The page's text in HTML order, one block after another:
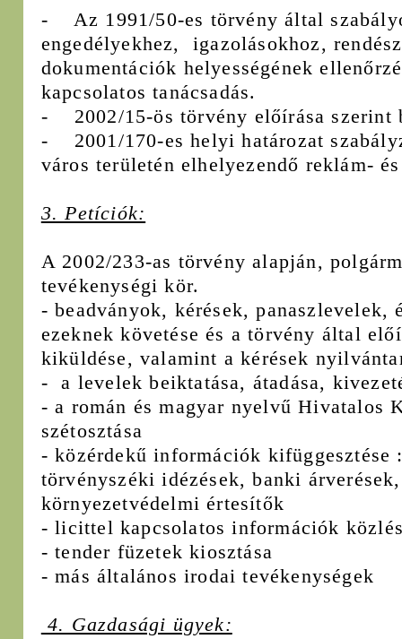
- Az 1991/50-es törvény által
engedélyekhez, igazolásokhoz,
dokumentációk helyességének
kapcsolatos tanácsadás.
- 2002/15-ös törvény előírása szerint
- 2001/170-es helyi határozat
város területén elhelyezendő reklám-
3. Petíciók:
A 2002/233-as törvény alapján,
tevékenységi kör.
- beadványok, kérések, panaszlevelek,
ezeknek követése és a törvény által
kiküldése, valamint a kérések
- a levelek beiktatása, átadása,
- a román és magyar nyelvű Hivatalos
szétosztása
- közérdekű információk
törvényszéki idézések, banki
környezetvédelmi értesítők
- licittel kapcsolatos információk
- tender füzetek kiosztása
- más általános irodai tevékenységek
4. Gazdasági ügyek: